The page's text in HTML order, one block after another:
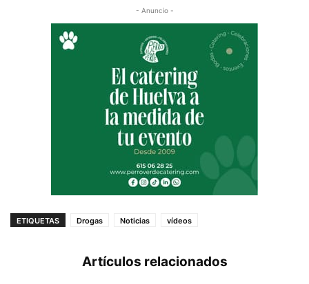
- Anuncio -
ETIQUETAS Drogas Noticias vídeos
Artículos relacionados